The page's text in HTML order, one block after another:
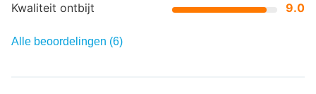
Kwaliteit ontbijt
9.0
Alle beoordelingen (6)